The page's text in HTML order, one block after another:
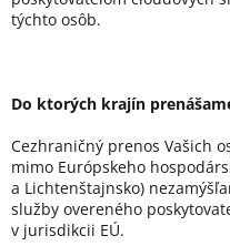
týchto osôb.
Do ktorých krajín
Cezhraničný prenos Vašich
mimo Európskeho
a Lichtenštajnsko)
služby overeného
v jurisdikcii EÚ.